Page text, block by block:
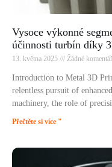
Vysoce výkonné
účinnosti turbín díky
13. května 2025 Žádné
Introduction to Metal 3D
relentless pursuit of
machinery, the role of
Přečtěte si více "